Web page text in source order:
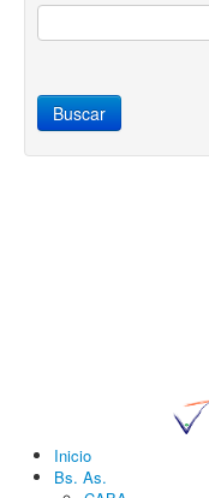
Inicio
Bs. As.